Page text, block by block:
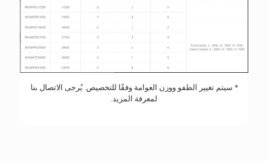
* سيتم تغيير الطفو ووزن العوامة وفقًا للتخصيص. يُرجى الاتصال بنا
لمعرفة المزيد.